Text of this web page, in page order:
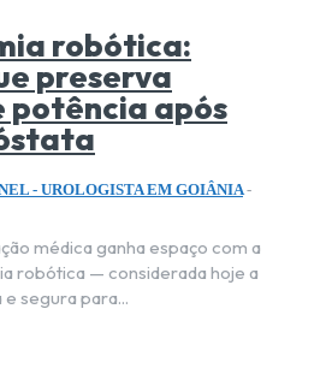
robótica:
preserva
potência após
- UROLOGISTA EM GOIÂNIA -
médica ganha espaço com a
robótica — considerada hoje a
segura para...